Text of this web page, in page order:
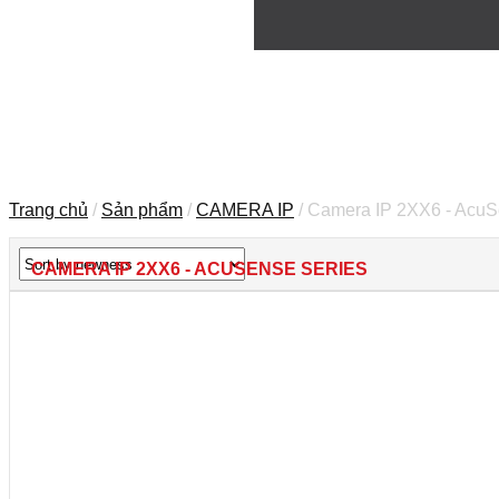
Trang chủ / Sản phẩm / CAMERA IP / Camera IP 2XX6 -
CAMERA IP 2XX6 - ACUSENSE SERIES